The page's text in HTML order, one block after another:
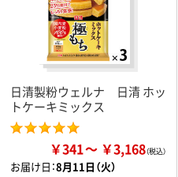
日清製粉ウェルナ 日清 ホッ
トケーキミックス
￥341 ￥3,168
お届け日：8月11日（火）